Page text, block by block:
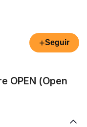
+Seguir
OPEN (Open